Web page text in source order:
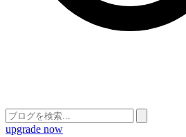
upgrade now